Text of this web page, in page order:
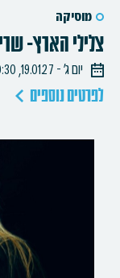
מוסיקה
צלילי הארץ-
יום ג׳ - 19.01.27, 20:30
לפרטים נוספים